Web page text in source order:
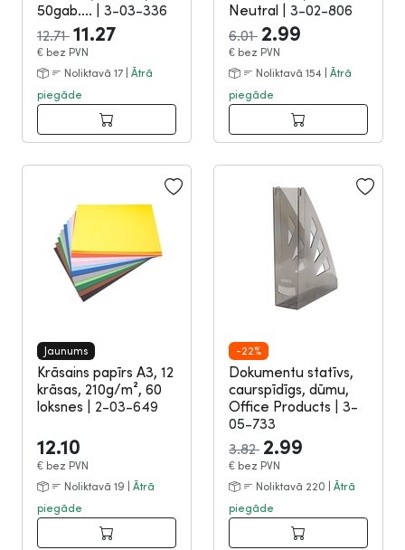
50gab....
3-03-336
12.71 11.27
€ bez PVN
Noliktavā 17 | Ātrā
piegāde
Neutral
3-02-806
6.01 2.99
€ bez PVN
Noliktavā 154 | Ātrā
piegāde
Jaunums
Krāsains papīrs A3, 12
krāsas, 210g/m², 60
loksnes
2-03-649
12.10
€ bez PVN
Noliktavā 19 | Ātrā
piegāde
-22%
Dokumentu statīvs,
caurspīdīgs, dūmu,
Office Products
3-
05-733
3.82 2.99
€ bez PVN
Noliktavā 220 | Ātrā
piegāde